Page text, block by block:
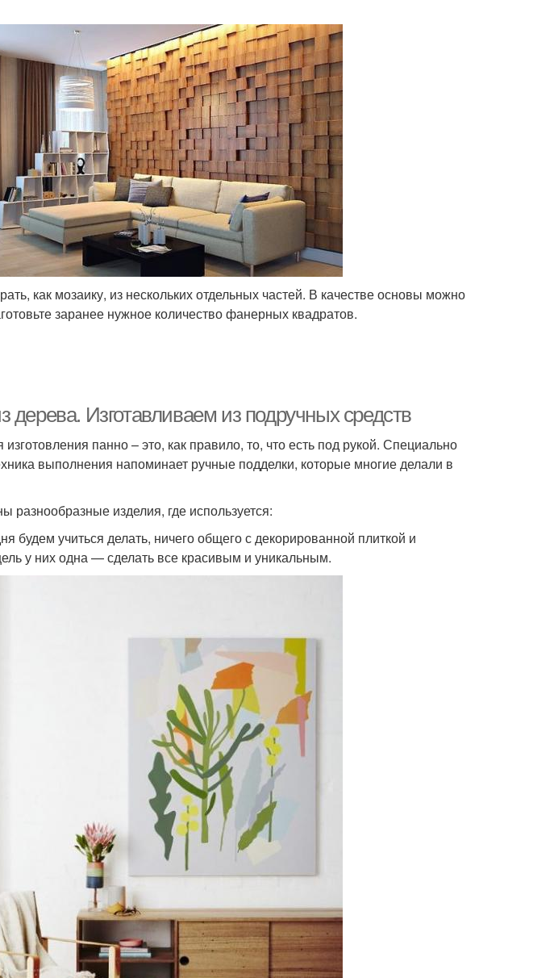
как мозаику, из нескольких отдельных частей. В качестве основы можно
заранее нужное количество фанерных квадратов.
дерева. Изготавливаем из подручных средств
панно – это, как правило, то, что есть под рукой. Специально
выполнения напоминает ручные подделки, которые многие делали в
разнообразные изделия, где используется:
будем учиться делать, ничего общего с декорированной плиткой и
у них одна — сделать все красивым и уникальным.